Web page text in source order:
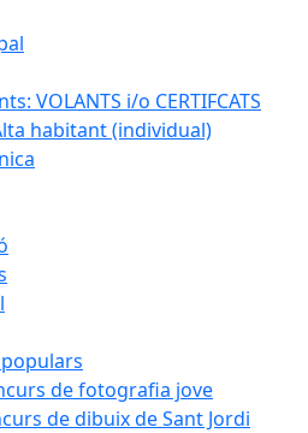
VOLANTS i/o CERTIFCATS
habitant (individual)
de fotografia jove
de dibuix de Sant Jordi